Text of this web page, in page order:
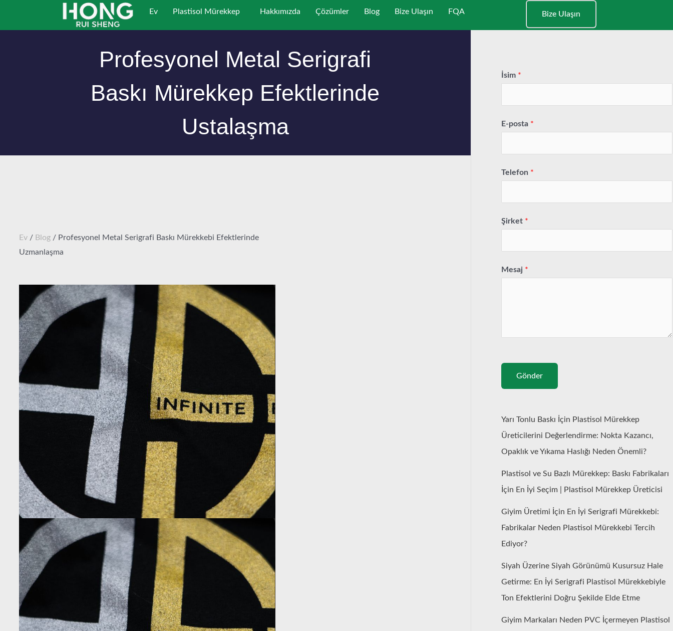
Ev Plastisol Mürekkep Hakkımızda Çözümler Blog Bize Ulaşın FQA Bize Ulaşın
Profesyonel Metal Serigrafi
Baskı Mürekkep Efektlerinde
Ustalaşma
Ev/ Blog/ Profesyonel Metal Serigrafi Baskı Mürekkebi Efektlerinde
Uzmanlaşma
İsim *
E-posta *
Telefon *
Şirket *
Mesaj *
Gönder
Yarı Tonlu Baskı İçin Plastisol Mürekkep
Üreticilerini Değerlendirme: Nokta Kazancı,
Opaklık ve Yıkama Haslığı Neden Önemli?
Plastisol ve Su Bazlı Mürekkep: Baskı Fabrikaları
İçin En İyi Seçim | Plastisol Mürekkep Üreticisi
Giyim Üretimi İçin En İyi Serigrafi Mürekkebi:
Fabrikalar Neden Plastisol Mürekkebi Tercih
Ediyor?
Siyah Üzerine Siyah Görünümü Kusursuz Hale
Getirme: En İyi Serigrafi Plastisol Mürekkebiyle
Ton Efektlerini Doğru Şekilde Elde Etme
Giyim Markaları Neden PVC İçermeyen Plastisol